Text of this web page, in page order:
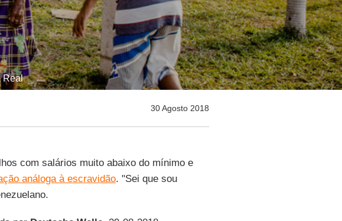
Real
30 Agosto 2018
com salários muito abaixo do mínimo e
análoga à escravidão. "Sei que sou